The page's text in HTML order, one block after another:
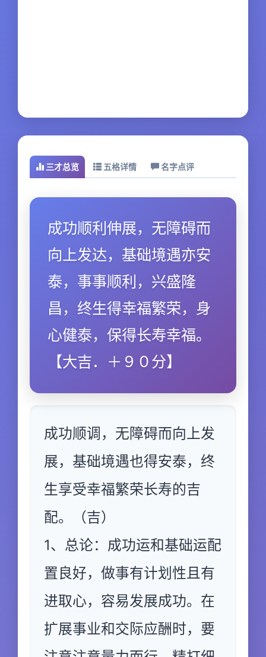
三才总览 五格详情 名字点评
成功顺利伸展，无障碍而
向上发达，基础境遇亦安
泰，事事顺利，兴盛隆
昌，终生得幸福繁荣，身
心健泰，保得长寿幸福。
【大吉．＋９０分】
成功顺调，无障碍而向上发
展，基础境遇也得安泰，终
生享受幸福繁荣长寿的吉
配。（吉）
1、总论：成功运和基础运配
置良好，做事有计划性且有
进取心，容易发展成功。在
扩展事业和交际应酬时，要